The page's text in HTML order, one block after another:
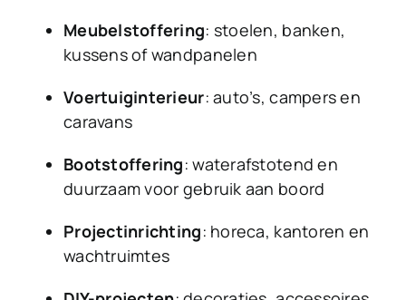
Meubelstoffering: stoelen, banken,
kussens of wandpanelen
Voertuiginterieur: auto’s, campers en
caravans
Bootstoffering: waterafstotend en
duurzaam voor gebruik aan boord
Projectinrichting: horeca, kantoren en
wachtruimtes